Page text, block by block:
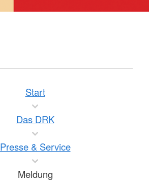
Start
Das DRK
Presse & Service
Meldung